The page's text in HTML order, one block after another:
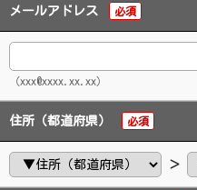
メールアドレス 必須
（xxx@xxxx.xx.xx）
住所（都道府県） 必須
＞